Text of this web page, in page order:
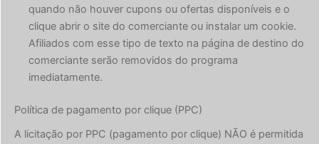
quando não houver cupons ou ofertas disponíveis e o
clique abrir o site do comerciante ou instalar um cookie.
Afiliados com esse tipo de texto na página de destino do
comerciante serão removidos do programa
imediatamente.
Política de pagamento por clique (PPC)
A licitação por PPC (pagamento por clique) NÃO é permitida